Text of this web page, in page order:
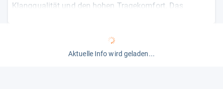
Klangqualität und den hohen Tragekomfort. Das
punkto Laufzeit hält der Akku, was die
Herstellerangaben versprechen.
Aktuelle Info wird geladen...